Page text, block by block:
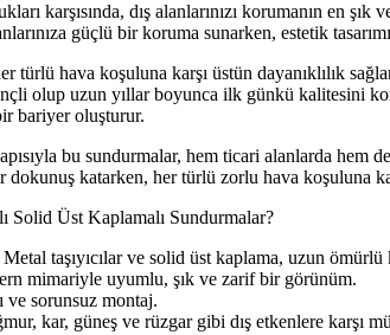
karşısında, dış alanlarınızı korumanın en
güçlü bir koruma sunarken, estetik
türlü hava koşuluna karşı üstün dayanıklılık
olup uzun yıllar boyunca ilk günkü kalitesini
bariyer oluşturur.
bu sundurmalar, hem ticari alanlarda
dokunuş katarken, her türlü zorlu hava koşuluna
Solid Üst Kaplamalı Sundurmalar?
taşıyıcılar ve solid üst kaplama, uzun ömürlü
mimariyle uyumlu, şık ve zarif bir görünüm.
sorunsuz montaj.
kar, güneş ve rüzgar gibi dış etkenlere karşı